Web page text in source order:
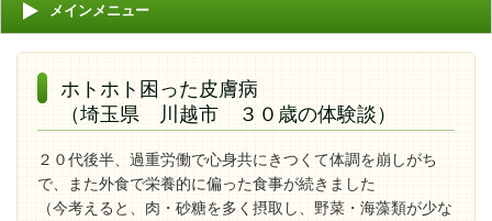
メインメニュー
ホトホト困った皮膚病
（埼玉県 川越市 ３０歳の体験談）
２０代後半、過重労働で心身共にきつくて体調を崩しがち
で、また外食で栄養的に偏った食事が続きました
（今考えると、肉・砂糖を多く摂取し、野菜・海藻類が少な